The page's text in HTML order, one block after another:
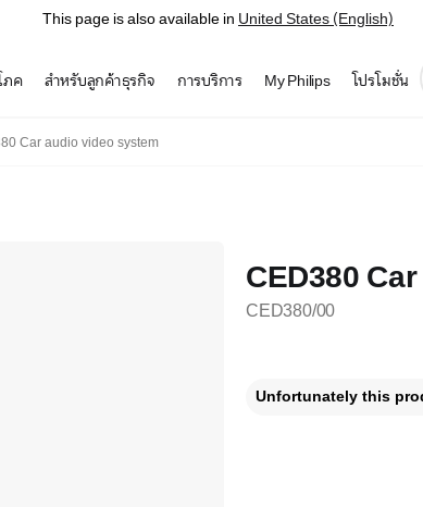
This page is also available inUnited States (English)
ค สำหรับลูกค้าธุรกิจ การบริการ My Philips โปรโมชั่น
Car audio video system
CED380
CED380/00
Unfortunately this